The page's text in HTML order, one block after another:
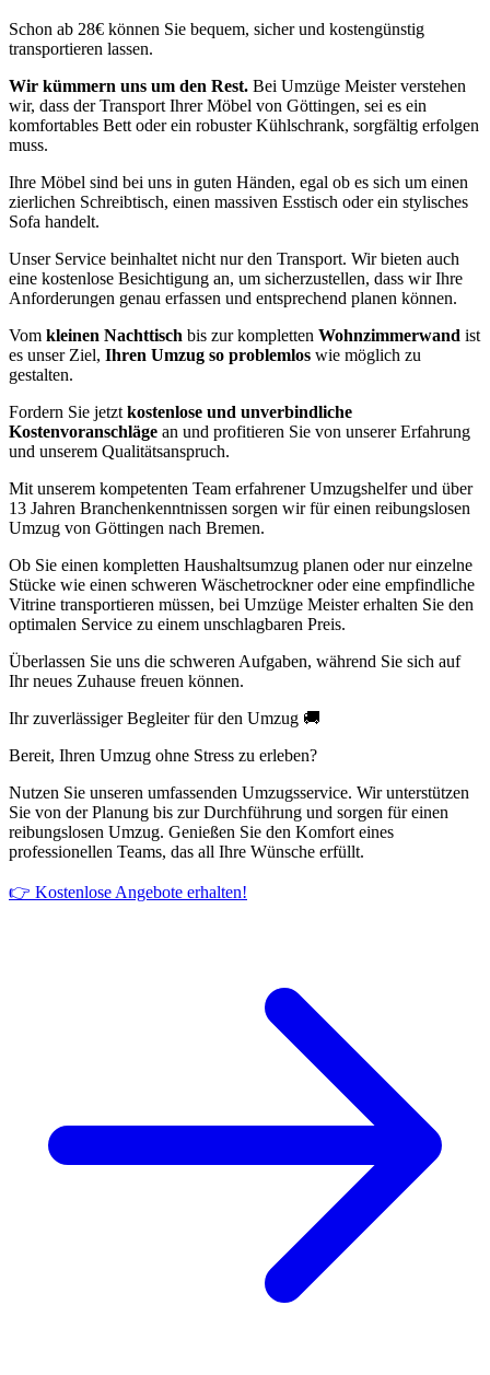
Schon ab 28€ können Sie bequem, sicher und kostengünstig
transportieren lassen.
Wir kümmern uns um den Rest. Bei Umzüge Meister verstehen
wir, dass der Transport Ihrer Möbel von Göttingen, sei es ein
komfortables Bett oder ein robuster Kühlschrank, sorgfältig erfolgen
muss.
Ihre Möbel sind bei uns in guten Händen, egal ob es sich um einen
zierlichen Schreibtisch, einen massiven Esstisch oder ein stylisches
Sofa handelt.
Unser Service beinhaltet nicht nur den Transport. Wir bieten auch
eine kostenlose Besichtigung an, um sicherzustellen, dass wir Ihre
Anforderungen genau erfassen und entsprechend planen können.
Vom kleinen Nachttisch bis zur kompletten Wohnzimmerwand ist
es unser Ziel, Ihren Umzug so problemlos wie möglich zu
gestalten.
Fordern Sie jetzt kostenlose und unverbindliche
Kostenvoranschläge an und profitieren Sie von unserer Erfahrung
und unserem Qualitätsanspruch.
Mit unserem kompetenten Team erfahrener Umzugshelfer und über
13 Jahren Branchenkenntnissen sorgen wir für einen reibungslosen
Umzug von Göttingen nach Bremen.
Ob Sie einen kompletten Haushaltsumzug planen oder nur einzelne
Stücke wie einen schweren Wäschetrockner oder eine empfindliche
Vitrine transportieren müssen, bei Umzüge Meister erhalten Sie den
optimalen Service zu einem unschlagbaren Preis.
Überlassen Sie uns die schweren Aufgaben, während Sie sich auf
Ihr neues Zuhause freuen können.
Ihr zuverlässiger Begleiter für den Umzug 🚚
Bereit, Ihren Umzug ohne Stress zu erleben?
Nutzen Sie unseren umfassenden Umzugsservice. Wir unterstützen
Sie von der Planung bis zur Durchführung und sorgen für einen
reibungslosen Umzug. Genießen Sie den Komfort eines
professionellen Teams, das all Ihre Wünsche erfüllt.
👉 Kostenlose Angebote erhalten!